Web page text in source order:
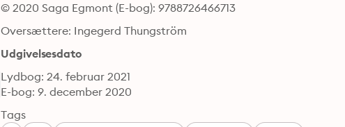
© 2020 Saga Egmont (E-bog): 9788726466713
Oversættere: Ingegerd Thungström
Udgivelsesdato
Lydbog: 24. februar 2021
E-bog: 9. december 2020
Tags